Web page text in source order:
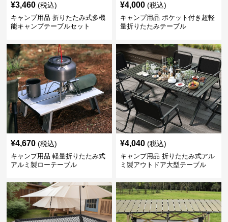
¥3,460 (税込)
キャンプ用品 折りたたみ式多機
能キャンプテーブルセット
¥4,000 (税込)
キャンプ用品 ポケット付き超軽
量折りたたみテーブル
¥4,670 (税込)
キャンプ用品 軽量折りたたみ式
アルミ製ローテーブル
¥4,040 (税込)
キャンプ用品 折りたたみ式アル
ミ製アウトドア大型テーブル